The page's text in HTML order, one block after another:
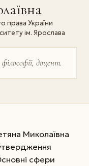
права України
ім. Ярослава
доцент.
Миколаївна
сфери